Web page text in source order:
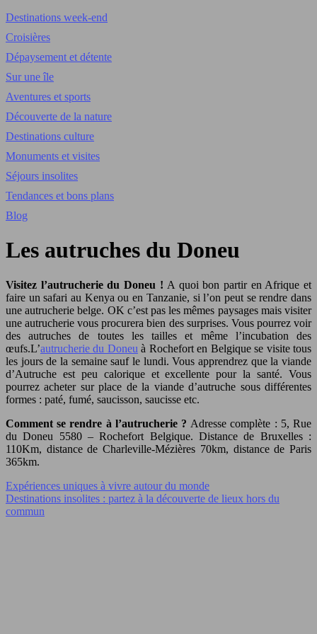
Destinations week-end
Croisières
Dépaysement et détente
Sur une île
Aventures et sports
Découverte de la nature
Destinations culture
Monuments et visites
Séjours insolites
Tendances et bons plans
Blog
Les autruches du Doneu
Visitez l’autrucherie du Doneu ! A quoi bon partir en Afrique et
faire un safari au Kenya ou en Tanzanie, si l’on peut se rendre dans
une autrucherie belge. OK c’est pas les mêmes paysages mais visiter
une autrucherie vous procurera bien des surprises. Vous pourrez voir
des autruches de toutes les tailles et même l’incubation des
œufs.L’autrucherie du Doneu à Rochefort en Belgique se visite tous
les jours de la semaine sauf le lundi. Vous apprendrez que la viande
d’Autruche est peu calorique et excellente pour la santé. Vous
pourrez acheter sur place de la viande d’autruche sous différentes
formes : paté, fumé, saucisson, saucisse etc.
Comment se rendre à l’autrucherie ? Adresse complète : 5, Rue
du Doneu 5580 – Rochefort Belgique. Distance de Bruxelles :
110Km, distance de Charleville-Mézières 70km, distance de Paris
365km.
Expériences uniques à vivre autour du monde
Destinations insolites : partez à la découverte de lieux hors du
commun